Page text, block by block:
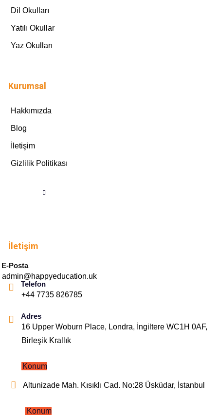
Dil Okulları
Yatılı Okullar
Yaz Okulları
Kurumsal
Hakkımızda
Blog
İletişim
Gizlilik Politikası
İletişim
E-Posta
admin@happyeducation.uk
Telefon
+44 7735 826785
Adres
16 Upper Woburn Place, Londra, İngiltere WC1H 0AF,
Birleşik Krallık
Konum
Altunizade Mah. Kısıklı Cad. No:28 Üsküdar, İstanbul
Konum